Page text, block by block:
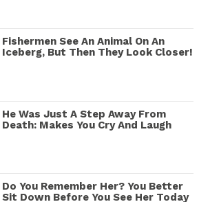
Fishermen See An Animal On An
Iceberg, But Then They Look Closer!
He Was Just A Step Away From
Death: Makes You Cry And Laugh
Do You Remember Her? You Better
Sit Down Before You See Her Today